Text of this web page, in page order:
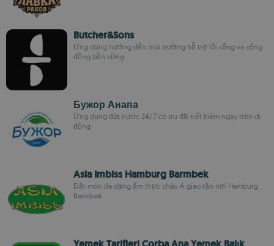
Butcher&Sons
Ứng dụng hướng đến môi trường hỗ trợ lối sống và cộng
đồng bền vững
Бужор Анапа
Ứng dụng đặt nước 24/7 có ưu đãi tiết kiệm ngay trên di
động
Asia Imbiss Hamburg Barmbek
Đặt món đa dạng ẩm thực châu Á giao tận nơi Hamburg
Barmbek